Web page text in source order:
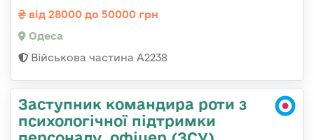
від 28000 до 50000 грн
Одеса
Військова частина А2238
Заступник командира роти з
психологічної підтримки